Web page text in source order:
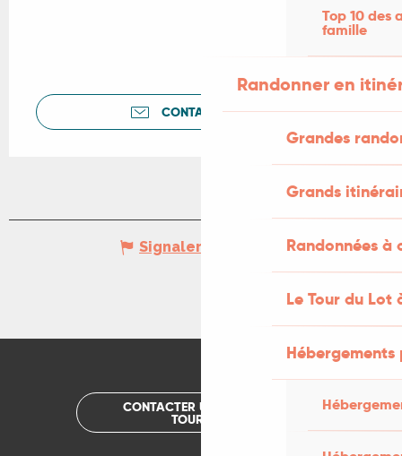
Top 10 des
famille
Randonner en
Grandes
Grands
Randonnées
Le Tour du Lot
CONTACTEZ-NOUS
Signaler une erreur
CONTACTER UN OFFICE DE
TOURISME